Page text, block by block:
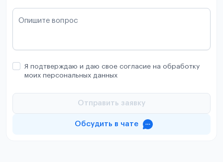
Опишите вопрос
Я подтверждаю и даю свое согласие на обработку
моих персональных данных
Отправить заявку
Обсудить в чате